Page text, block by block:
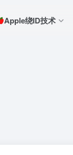
Apple绕ID技术